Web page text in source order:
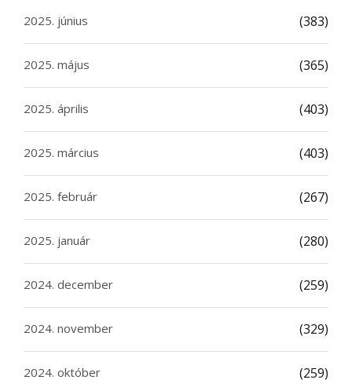
2025. június (383)
2025. május (365)
2025. április (403)
2025. március (403)
2025. február (267)
2025. január (280)
2024. december (259)
2024. november (329)
2024. október (259)